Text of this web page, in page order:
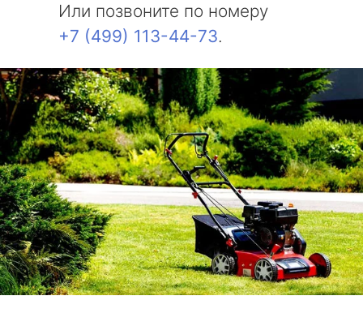
Или позвоните по номеру
+7 (499) 113-44-73.